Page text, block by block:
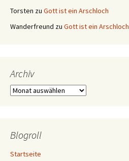
Torsten zu Gott ist ein Arschloch
Wanderfreund zu Gott ist ein Arschloch
Archiv
Archiv
Blogroll
Startseite